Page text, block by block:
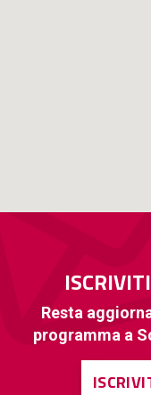
Resta
programma a